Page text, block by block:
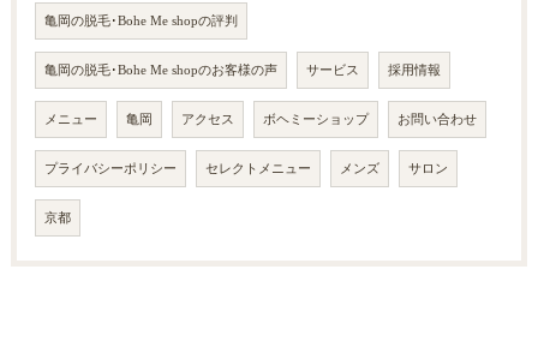
亀岡の脱毛･Bohe Me shopの評判
亀岡の脱毛･Bohe Me shopのお客様の声 サービス 採用情報
メニュー 亀岡 アクセス ボヘミーショップ お問い合わせ
プライバシーポリシー セレクトメニュー メンズ サロン
京都